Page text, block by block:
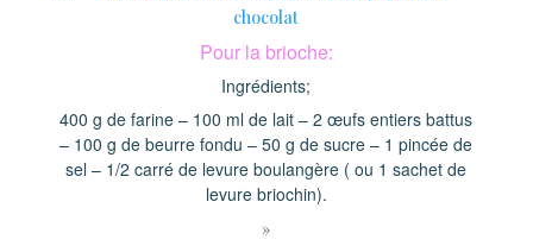
Pour la brioche:
Ingrédients;
400 g de farine – 100 ml de lait – 2 œufs entiers battus
– 100 g de beurre fondu – 50 g de sucre – 1 pincée de
sel – 1/2 carré de levure boulangère ( ou 1 sachet de
levure briochin).
»